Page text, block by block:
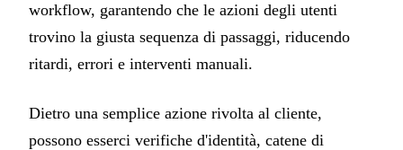
workflow, garantendo che le azioni degli utenti
trovino la giusta sequenza di passaggi, riducendo
ritardi, errori e interventi manuali.
Dietro una semplice azione rivolta al cliente,
possono esserci verifiche d'identità, catene di